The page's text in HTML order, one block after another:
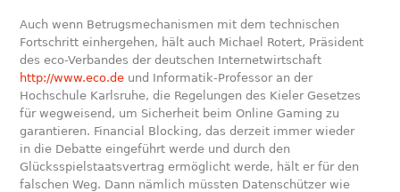
Auch wenn Betrugsmechanismen mit dem technischen
Fortschritt einhergehen, hält auch Michael Rotert, Präsident
des eco-Verbandes der deutschen Internetwirtschaft
http://www.eco.de und Informatik-Professor an der
Hochschule Karlsruhe, die Regelungen des Kieler Gesetzes
für wegweisend, um Sicherheit beim Online Gaming zu
garantieren. Financial Blocking, das derzeit immer wieder
in die Debatte eingeführt werde und durch den
Glücksspielstaatsvertrag ermöglicht werde, hält er für den
falschen Weg. Dann nämlich müssten Datenschützer wie